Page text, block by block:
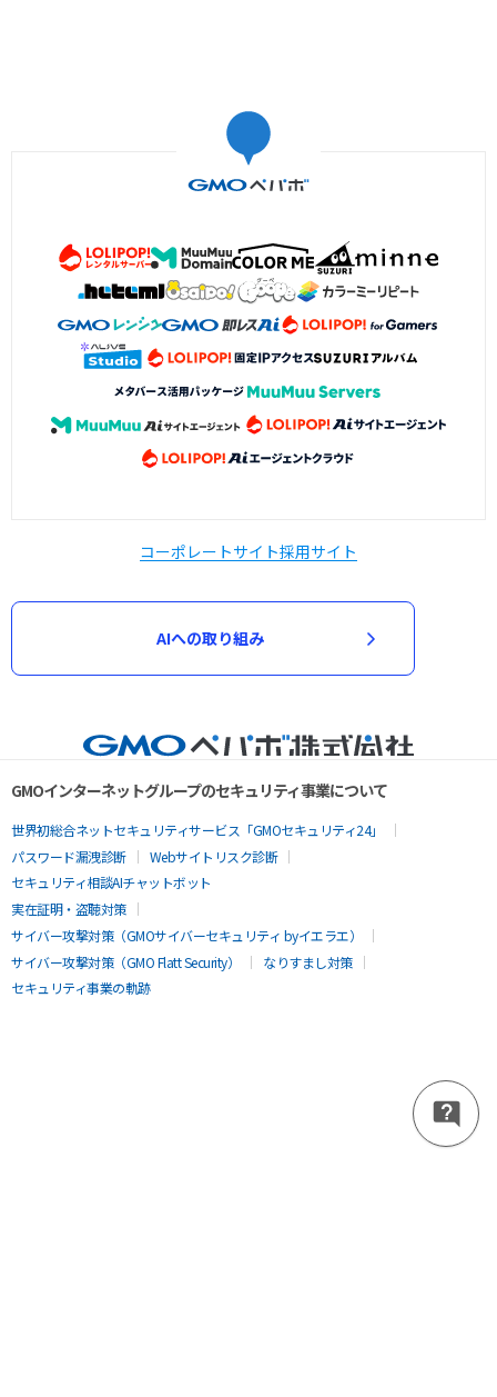
コーポレートサイト採用サイト
AIへの取り組み
GMOインターネットグループのセキュリティ事業について
世界初総合ネットセキュリティサービス「GMOセキュリティ24」
パスワード漏洩診断
Webサイトリスク診断
セキュリティ相談AIチャットボット
実在証明・盗聴対策
サイバー攻撃対策（GMOサイバーセキュリティ byイエラエ）
サイバー攻撃対策（GMO Flatt Security）
なりすまし対策
セキュリティ事業の軌跡